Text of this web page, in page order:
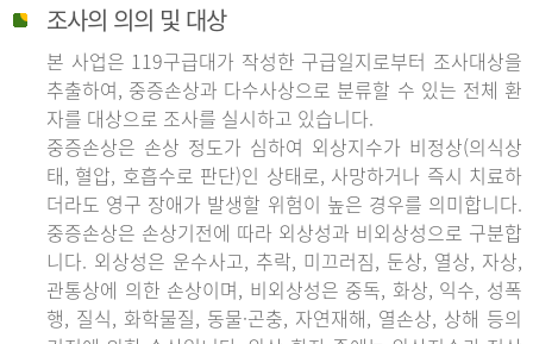
조사의 의의 및 대상
본 사업은 119구급대가 작성한 구급일지로부터 조사대상을
추출하여, 중증손상과 다수사상으로 분류할 수 있는 전체 환
자를 대상으로 조사를 실시하고 있습니다.
중증손상은 손상 정도가 심하여 외상지수가 비정상(의식상
태, 혈압, 호흡수로 판단)인 상태로, 사망하거나 즉시 치료하
더라도 영구 장애가 발생할 위험이 높은 경우를 의미합니다.
중증손상은 손상기전에 따라 외상성과 비외상성으로 구분합
니다. 외상성은 운수사고, 추락, 미끄러짐, 둔상, 열상, 자상,
관통상에 의한 손상이며, 비외상성은 중독, 화상, 익수, 성폭
행, 질식, 화학물질, 동물·곤충, 자연재해, 열손상, 상해 등의